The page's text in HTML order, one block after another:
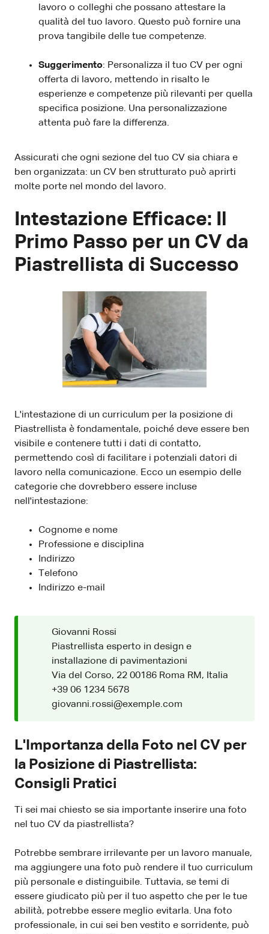
lavoro o colleghi che possano attestare la
qualità del tuo lavoro. Questo può fornire una
prova tangibile delle tue competenze.
Suggerimento: Personalizza il tuo CV per ogni
offerta di lavoro, mettendo in risalto le
esperienze e competenze più rilevanti per quella
specifica posizione. Una personalizzazione
attenta può fare la differenza.
Assicurati che ogni sezione del tuo CV sia chiara e
ben organizzata: un CV ben strutturato può aprirti
molte porte nel mondo del lavoro.
Intestazione Efficace: Il
Primo Passo per un CV da
Piastrellista di Successo
L'intestazione di un curriculum per la posizione di
Piastrellista è fondamentale, poiché deve essere ben
visibile e contenere tutti i dati di contatto,
permettendo così di facilitare i potenziali datori di
lavoro nella comunicazione. Ecco un esempio delle
categorie che dovrebbero essere incluse
nell'intestazione:
Cognome e nome
Professione e disciplina
Indirizzo
Telefono
Indirizzo e-mail
Giovanni Rossi
Piastrellista esperto in design e
installazione di pavimentazioni
Via del Corso, 22 00186 Roma RM, Italia
+39 06 1234 5678
giovanni.rossi@exemple.com
L'Importanza della Foto nel CV per
la Posizione di Piastrellista:
Consigli Pratici
Ti sei mai chiesto se sia importante inserire una foto
nel tuo CV da piastrellista?
Potrebbe sembrare irrilevante per un lavoro manuale,
ma aggiungere una foto può rendere il tuo curriculum
più personale e distinguibile. Tuttavia, se temi di
essere giudicato più per il tuo aspetto che per le tue
abilità, potrebbe essere meglio evitarla. Una foto
professionale, in cui sei ben vestito e sorridente, può